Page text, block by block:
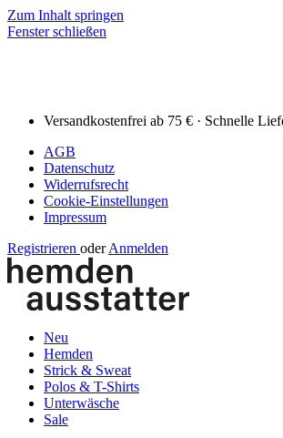
Zum Inhalt springen
Fenster schließen
Versandkostenfrei ab 75 € · Schnelle
AGB
Datenschutz
Widerrufsrecht
Cookie-Einstellungen
Impressum
Registrieren oder Anmelden
Neu
Hemden
Strick & Sweat
Polos & T-Shirts
Unterwäsche
Sale